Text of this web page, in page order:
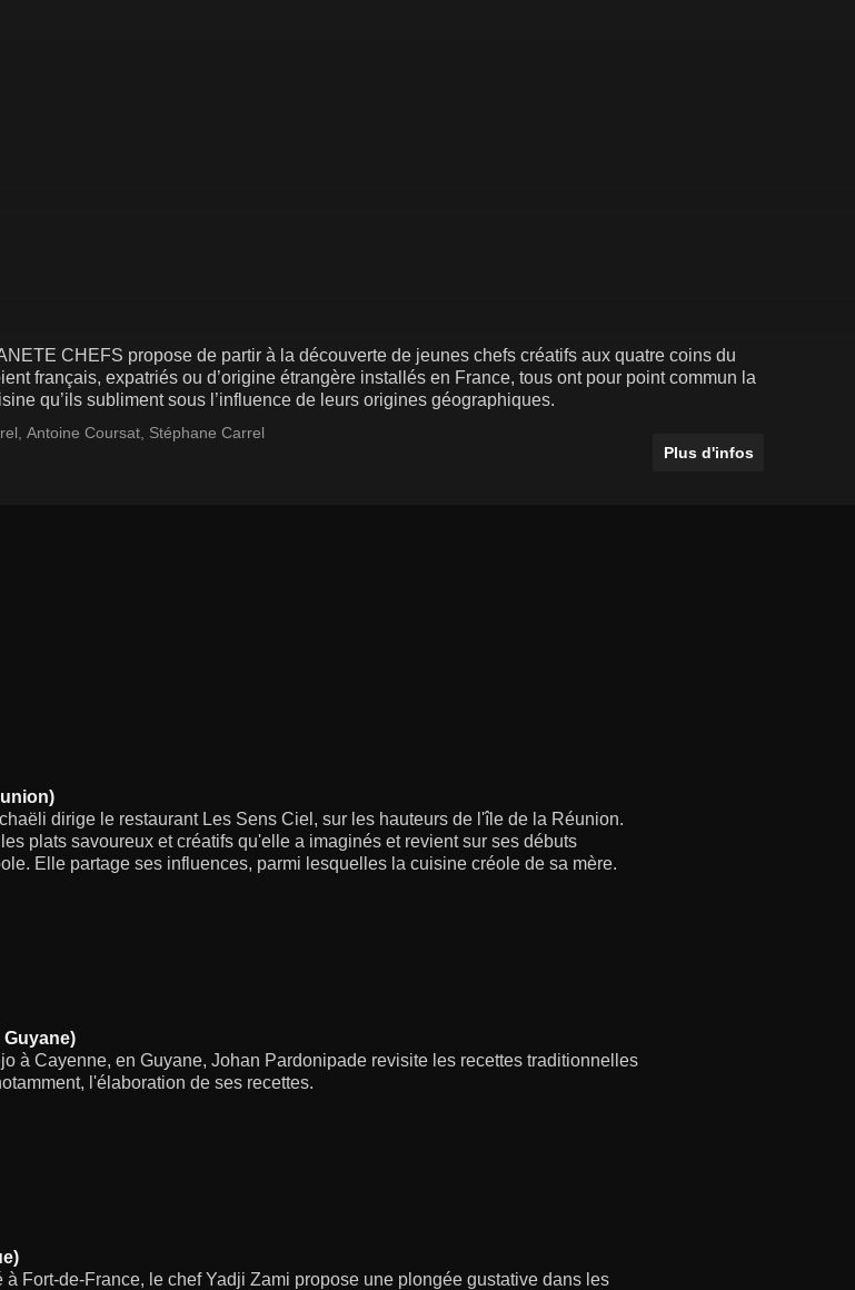
CHEFS propose de partir à la découverte de jeunes chefs créatifs aux quatre coins du
français, expatriés ou d’origine étrangère installés en France, tous ont pour point commun la
qu’ils subliment sous l’influence de leurs origines géographiques.
Antoine Coursat Stéphane Carrel
Plus d'infos
dirige le restaurant Les Sens Ciel, sur les hauteurs de l'île de la Réunion.
plats savoureux et créatifs qu'elle a imaginés et revient sur ses débuts
Elle partage ses influences, parmi lesquelles la cuisine créole de sa mère.
à Cayenne, en Guyane, Johan Pardonipade revisite les recettes traditionnelles
l'élaboration de ses recettes.
à Fort-de-France, le chef Yadji Zami propose une plongée gustative dans les